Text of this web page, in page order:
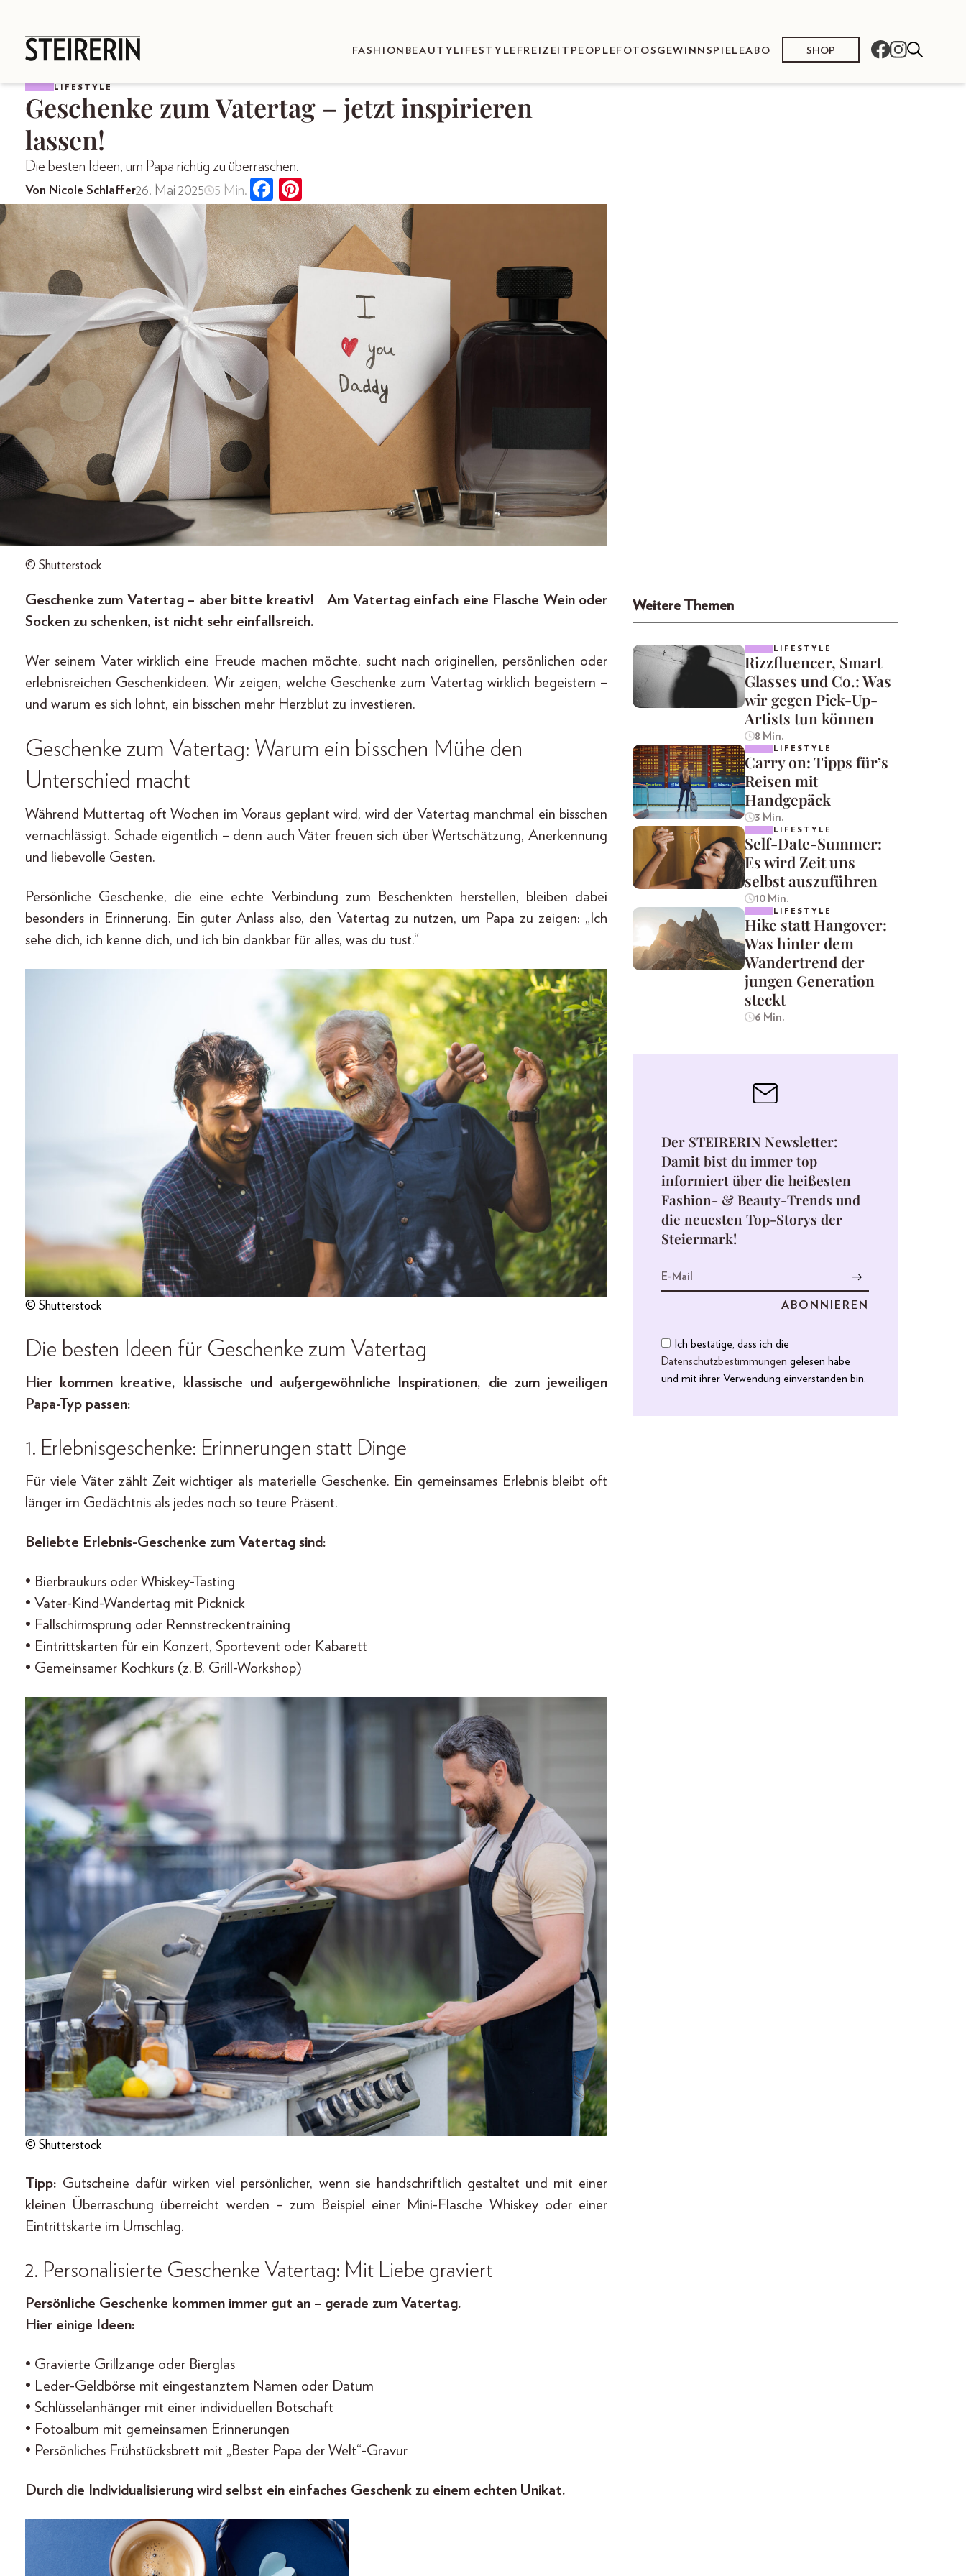
FASHION BEAUTY LIFESTYLE FREIZEIT PEOPLE FOTOS GEWINNSPIELEABO SHOP
LIFESTYLE
Geschenke zum Vatertag – jetzt inspirieren
lassen!
Die besten Ideen, um Papa richtig zu überraschen.
Von Nicole Schlaffer26. Mai 2025 5 Min.
© Shutterstock
Geschenke zum Vatertag – aber bitte kreativ! Am Vatertag einfach eine Flasche Wein oder
Socken zu schenken, ist nicht sehr einfallsreich.
Wer seinem Vater wirklich eine Freude machen möchte, sucht nach originellen, persönlichen oder
erlebnisreichen Geschenkideen. Wir zeigen, welche Geschenke zum Vatertag wirklich begeistern –
und warum es sich lohnt, ein bisschen mehr Herzblut zu investieren.
Geschenke zum Vatertag: Warum ein bisschen Mühe den
Unterschied macht
Während Muttertag oft Wochen im Voraus geplant wird, wird der Vatertag manchmal ein bisschen
vernachlässigt. Schade eigentlich – denn auch Väter freuen sich über Wertschätzung, Anerkennung
und liebevolle Gesten.
Persönliche Geschenke, die eine echte Verbindung zum Beschenkten herstellen, bleiben dabei
besonders in Erinnerung. Ein guter Anlass also, den Vatertag zu nutzen, um Papa zu zeigen: „Ich
sehe dich, ich kenne dich, und ich bin dankbar für alles, was du tust.“
© Shutterstock
Die besten Ideen für Geschenke zum Vatertag
Hier kommen kreative, klassische und außergewöhnliche Inspirationen, die zum jeweiligen
Papa-Typ passen:
1. Erlebnisgeschenke: Erinnerungen statt Dinge
Für viele Väter zählt Zeit wichtiger als materielle Geschenke. Ein gemeinsames Erlebnis bleibt oft
länger im Gedächtnis als jedes noch so teure Präsent.
Beliebte Erlebnis-Geschenke zum Vatertag sind:
• Bierbraukurs oder Whiskey-Tasting
• Vater-Kind-Wandertag mit Picknick
• Fallschirmsprung oder Rennstreckentraining
• Eintrittskarten für ein Konzert, Sportevent oder Kabarett
• Gemeinsamer Kochkurs (z. B. Grill-Workshop)
© Shutterstock
Tipp: Gutscheine dafür wirken viel persönlicher, wenn sie handschriftlich gestaltet und mit einer
kleinen Überraschung überreicht werden – zum Beispiel einer Mini-Flasche Whiskey oder einer
Eintrittskarte im Umschlag.
2. Personalisierte Geschenke Vatertag: Mit Liebe graviert
Persönliche Geschenke kommen immer gut an – gerade zum Vatertag.
Hier einige Ideen:
• Gravierte Grillzange oder Bierglas
• Leder-Geldbörse mit eingestanztem Namen oder Datum
• Schlüsselanhänger mit einer individuellen Botschaft
• Fotoalbum mit gemeinsamen Erinnerungen
• Persönliches Frühstücksbrett mit „Bester Papa der Welt“-Gravur
Durch die Individualisierung wird selbst ein einfaches Geschenk zu einem echten Unikat.
Weitere Themen
LIFESTYLE
Rizzfluencer, Smart
Glasses und Co.: Was
wir gegen Pick-Up-
Artists tun können
8 Min.
LIFESTYLE
Carry on: Tipps für’s
Reisen mit
Handgepäck
3 Min.
LIFESTYLE
Self-Date-Summer:
Es wird Zeit uns
selbst auszuführen
10 Min.
LIFESTYLE
Hike statt Hangover:
Was hinter dem
Wandertrend der
jungen Generation
steckt
6 Min.
Der STEIRERIN Newsletter:
Damit bist du immer top
informiert über die heißesten
Fashion- & Beauty-Trends und
die neuesten Top-Storys der
Steiermark!
Ich bestätige, dass ich die
Datenschutzbestimmungen gelesen habe
und mit ihrer Verwendung einverstanden bin.